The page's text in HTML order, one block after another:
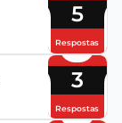
5
Respostas
3
Respostas